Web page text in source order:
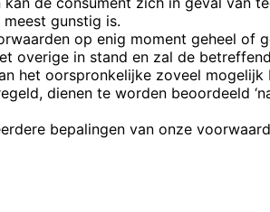
gunstig is.
op enig moment geheel
overige in stand en zal de
het oorspronkelijke zoveel mogelijk
dienen te worden beoordeeld
bepalingen van onze